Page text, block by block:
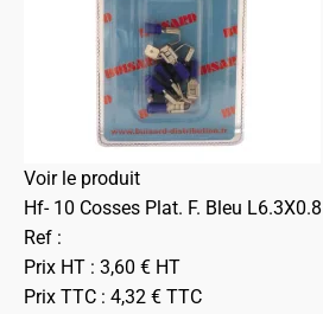
Voir le produit
Hf- 10 Cosses Plat. F. Bleu L6.3X0.8
Ref :
Prix HT : 3,60 € HT
Prix TTC : 4,32 € TTC